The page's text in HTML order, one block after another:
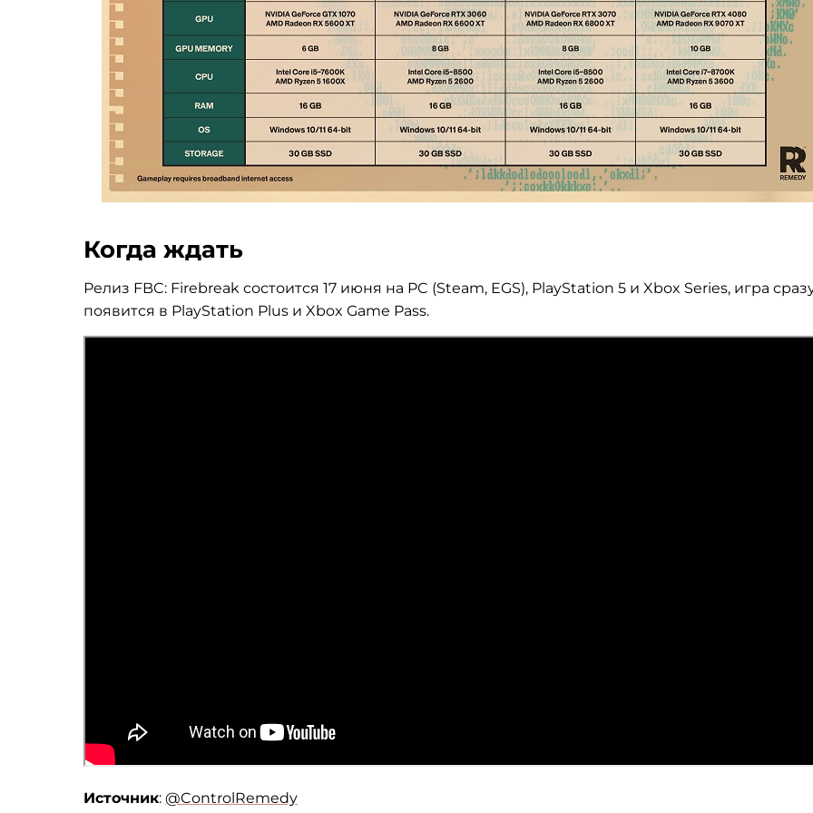
Когда ждать
Релиз FBC: Firebreak состоится 17 июня на PC (Steam, EGS), PlayStation 5 и Xbox Series, игра
появится в PlayStation Plus и Xbox Game Pass.
Источник: @ControlRemedy